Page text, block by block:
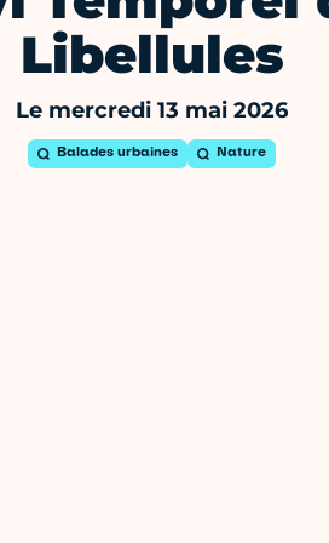
Libellules
Le mercredi 13 mai 2026
Balades urbaines Nature